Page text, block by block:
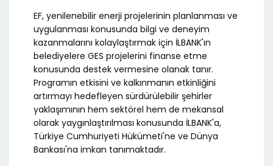
EF, yenilenebilir enerji projelerinin planlanması ve
uygulanması konusunda bilgi ve deneyim
kazanmalarını kolaylaştırmak için İLBANK'ın
belediyelere GES projelerini finanse etme
konusunda destek vermesine olanak tanır.
Programın etkisini ve kalkınmanın etkinliğini
artırmayı hedefleyen sürdürülebilir şehirler
yaklaşımının hem sektörel hem de mekansal
olarak yaygınlaştırılması konusunda İLBANK'a,
Türkiye Cumhuriyeti Hükümeti'ne ve Dünya
Bankası'na imkan tanımaktadır.